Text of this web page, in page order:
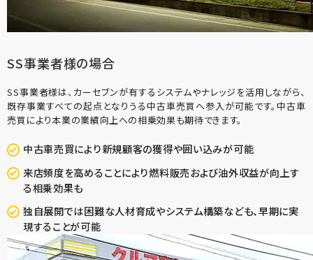
SS事業者様の場合
SS事業者様は、カーセブンが有するシステムやナレッジを活用しながら、
既存事業すべての起点となりうる中古車売買へ参入が可能です。中古車
売買により本業の業績向上への相乗効果も期待できます。
中古車売買により新規顧客の獲得や囲い込みが可能
来店頻度を高めることにより燃料販売および油外収益が向上す
る相乗効果も
独自展開では困難な人材育成やシステム構築なども、早期に実
現することが可能